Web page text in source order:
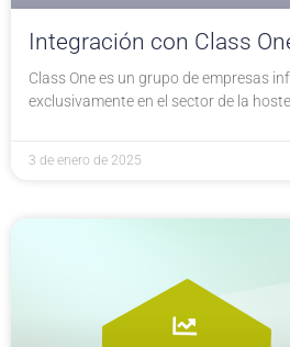
Integración con Class
Class One es un grupo de empresas
exclusivamente en el sector de la
3 de enero de 2025